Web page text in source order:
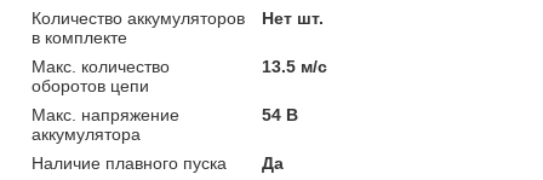
Количество аккумуляторов
в комплекте
Нет шт.
Макс. количество
оборотов цепи
13.5 м/с
Макс. напряжение
аккумулятора
54 В
Наличие плавного пуска
Да